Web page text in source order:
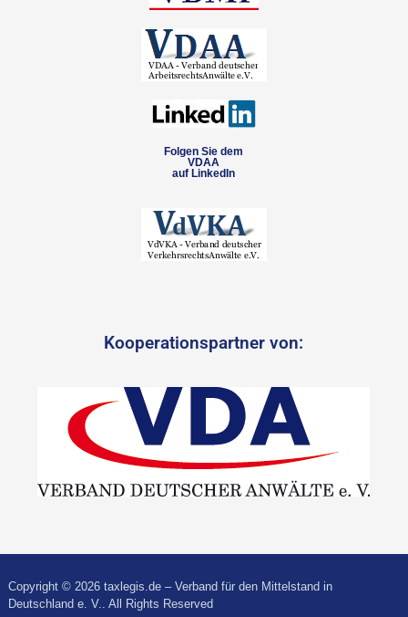
Folgen Sie dem
VDAA
auf LinkedIn
Kooperationspartner von:
Copyright © 2026 taxlegis.de – Verband für den Mittelstand in
Deutschland e. V.. All Rights Reserved